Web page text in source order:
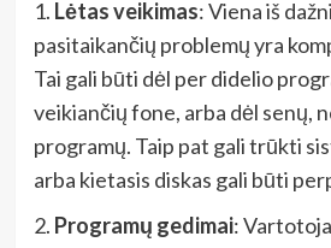
1. Lėtas veikimas: Viena iš
pasitaikančių problemų yra
Tai gali būti dėl per didelio
veikiančių fone, arba dėl senų,
programų. Taip pat gali trūkti
arba kietasis diskas gali būti
2. Programų gedimai: